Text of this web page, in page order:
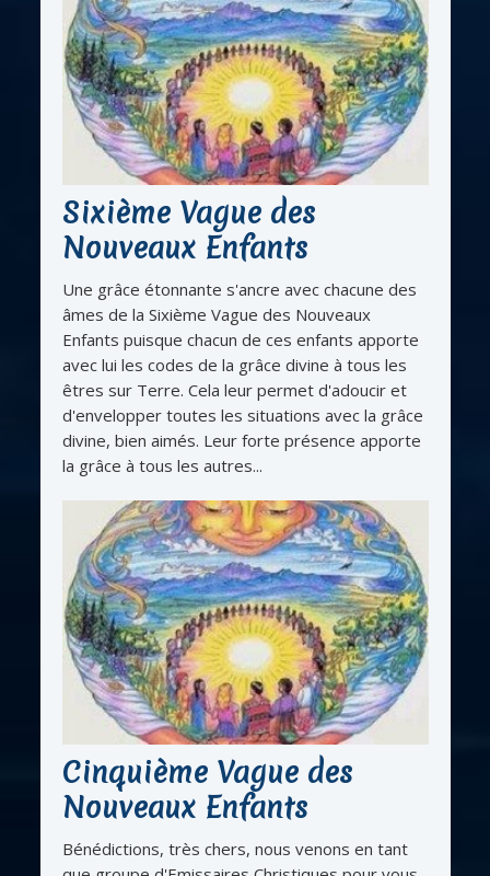
Sixième Vague des
Nouveaux Enfants
Une grâce étonnante s'ancre avec chacune des
âmes de la Sixième Vague des Nouveaux
Enfants puisque chacun de ces enfants apporte
avec lui les codes de la grâce divine à tous les
êtres sur Terre. Cela leur permet d'adoucir et
d'envelopper toutes les situations avec la grâce
divine, bien aimés. Leur forte présence apporte
la grâce à tous les autres...
Cinquième Vague des
Nouveaux Enfants
Bénédictions, très chers, nous venons en tant